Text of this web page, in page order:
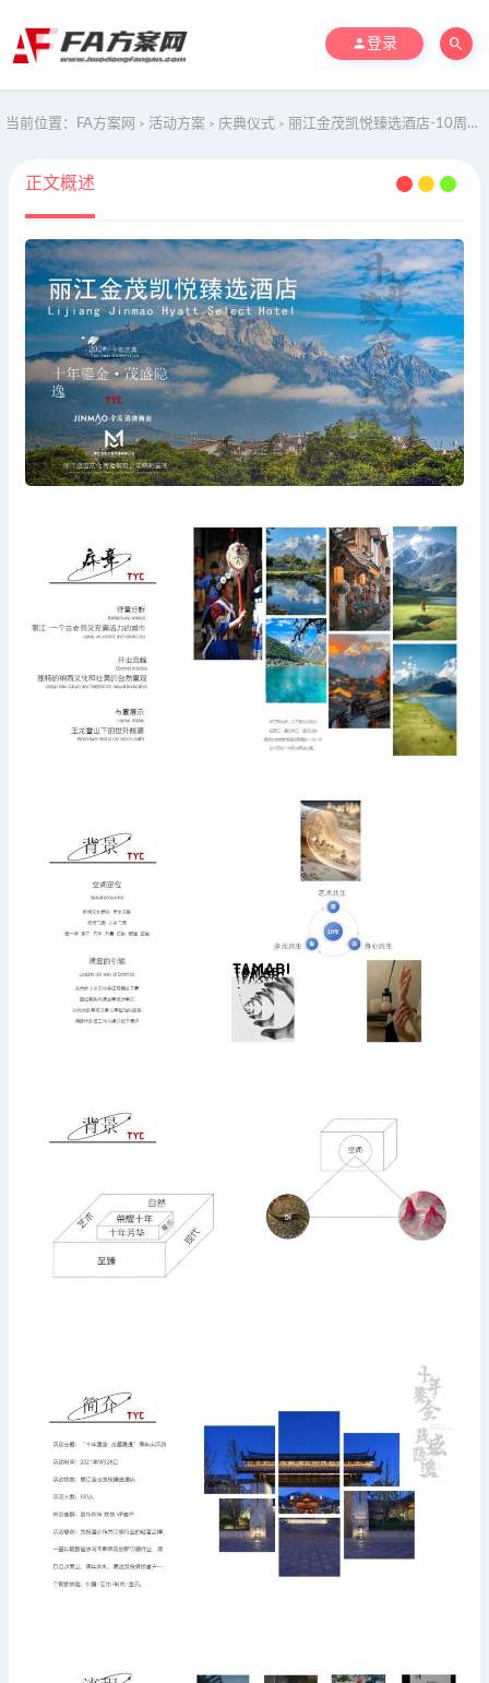
登录
当前位置： FA方案网 > 活动方案 > 庆典仪式 > 丽江金茂凯悦臻选酒店-10周年庆典仪式暖场方案
正文概述